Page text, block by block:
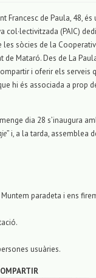
Francesc de Paula, 48,
col·lectivitzada (PAIC)
les sòcies de la
de Mataró. Des de La
i oferir els serveis
hi és associada a prop
dia 28 s’inaugura
” i, a la tarda, assemblea
Muntem paradeta i ens
usuàries.